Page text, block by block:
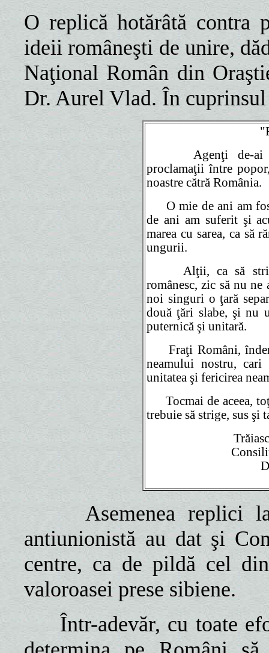
O replică hotărâtă contra
ideii româneşti de unire,
Naţional Român din
Dr. Aurel Vlad. În cuprinsul
Agenţi de-ai
proclamaţii între
noastre cătră România.
O mie de ani am
de ani am suferit şi
marea cu sarea, ca să
ungurii.
Alţii, ca să strice
românesc, zic să nu
noi singuri o ţară
două ţări slabe, şi nu
puternică şi unitară.
Fraţi Români,
neamului nostru,
unitatea şi fericirea
Tocmai de aceea,
trebuie să strige, sus şi
Asemenea replici
antiunionistă au dat şi
centre, ca de pildă cel
valoroasei prese sibiene.
Într-adevăr, cu toate